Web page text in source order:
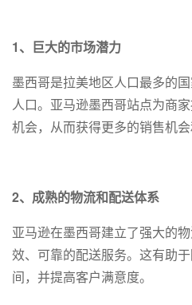
1、巨大的市场潜力
墨西哥是拉美地区人口最多的
人口。亚马逊墨西哥站点为商
机会，从而获得更多的销售机会
2、成熟的物流和配送体系
亚马逊在墨西哥建立了强大的
效、可靠的配送服务。这有助
间，并提高客户满意度。